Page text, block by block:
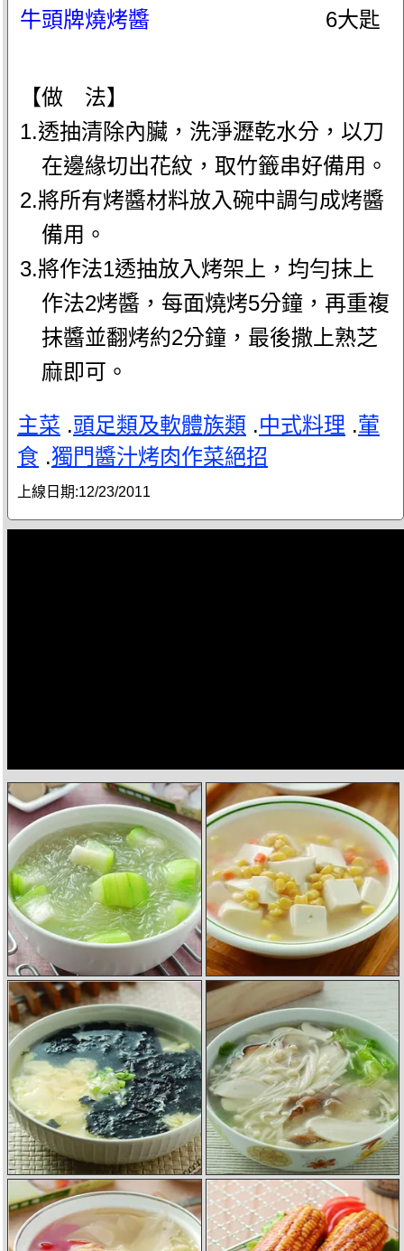
牛頭牌燒烤醬
6大匙
【做 法】
1.透抽清除內臟，洗淨瀝乾水分，以刀
在邊緣切出花紋，取竹籤串好備用。
2.將所有烤醬材料放入碗中調勻成烤醬
備用。
3.將作法1透抽放入烤架上，均勻抹上
作法2烤醬，每面燒烤5分鐘，再重複
抹醬並翻烤約2分鐘，最後撒上熟芝
麻即可。
主菜 .頭足類及軟體族類 .中式料理 .葷
食 .獨門醬汁烤肉作菜絕招
上線日期:12/23/2011